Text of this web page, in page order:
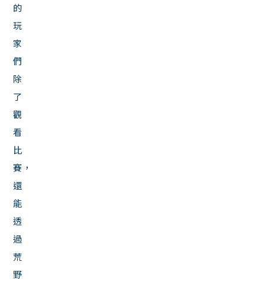
的
玩
家
們
除
了
觀
看
比
賽，
還
能
透
過
荒
野